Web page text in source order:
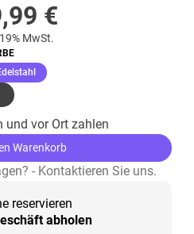
€
MwSt.
(ausgewählt)
und vor Ort zahlen
Warenkorb
- Kontaktieren Sie uns.
reservieren
abholen